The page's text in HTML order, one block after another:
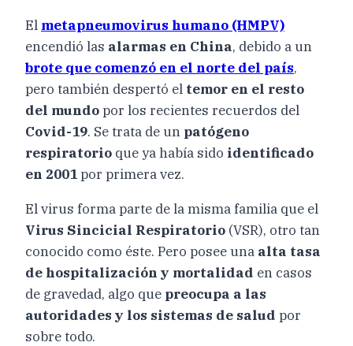
El metapneumovirus humano (HMPV)
encendió las alarmas en China, debido a un
brote que comenzó en el norte del país,
pero también despertó el temor en el resto
del mundopor los recientes recuerdos del
Covid-19. Se trata de un patógeno
respiratorio que ya había sido identificado
en 2001por primera vez.
El virus forma parte de la misma familia que el
Virus Sincicial Respiratorio (VSR), otro tan
conocido como éste. Pero posee una alta tasa
de hospitalización y mortalidad en casos
de gravedad, algo que preocupa a las
autoridades y los sistemas de salud por
sobre todo.